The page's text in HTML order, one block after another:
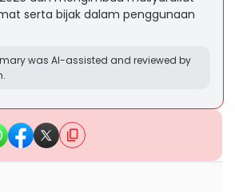
serta bijak dalam penggunaan
was AI-assisted and reviewed by